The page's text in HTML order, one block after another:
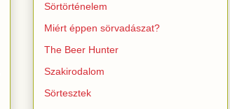
Sörtörténelem
Miért éppen sörvadászat?
The Beer Hunter
Szakirodalom
Sörtesztek